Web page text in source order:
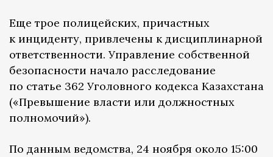
Еще трое полицейских, причастных
к инциденту, привлечены к дисциплинарной
ответственности. Управление собственной
безопасности начало расследование
по статье 362 Уголовного кодекса Казахстана
(«Превышение власти или должностных
полномочий»).
По данным ведомства, 24 ноября около 15:00